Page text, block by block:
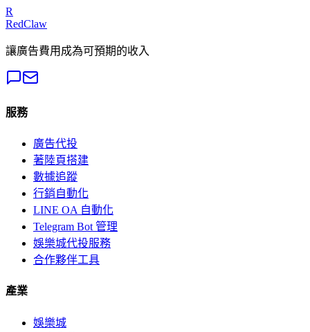
R
RedClaw
讓廣告費用成為可預期的收入
服務
廣告代投
著陸頁搭建
數據追蹤
行銷自動化
LINE OA 自動化
Telegram Bot 管理
娛樂城代投服務
合作夥伴工具
產業
娛樂城